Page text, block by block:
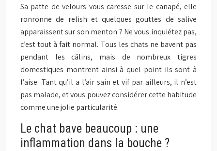
Sa patte de velours vous caresse sur le canapé, elle
ronronne de relish et quelques gouttes de salive
apparaissent sur son menton ? Ne vous inquiétez pas,
c’est tout à fait normal. Tous les chats ne bavent pas
pendant les câlins, mais de nombreux tigres
domestiques montrent ainsi à quel point ils sont à
l’aise. Tant qu’il a l’air sain et vif par ailleurs, il n’est
pas malade, et vous pouvez considérer cette habitude
comme une jolie particularité.
Le chat bave beaucoup : une
inflammation dans la bouche ?